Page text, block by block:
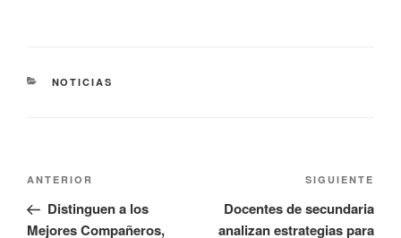
NOTICIAS
ANTERIOR
Distinguen a los
Mejores Compañeros,
SIGUIENTE
Docentes de secundaria
analizan estrategias para